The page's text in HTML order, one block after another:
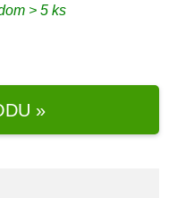
> 5 ks
»